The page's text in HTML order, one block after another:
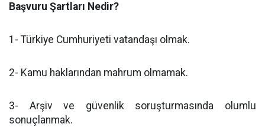
Başvuru Şartları Nedir?
1- Türkiye Cumhuriyeti vatandaşı olmak.
2- Kamu haklarından mahrum olmamak.
3- Arşiv ve güvenlik soruşturmasında olumlu
sonuçlanmak.